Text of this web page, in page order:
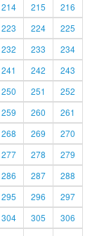
214 215
216
223 224
225
232 233
234
241 242
243
250 251
252
259 260
261
268 269
270
277 278
279
286 287
288
295 296
297
304 305
306